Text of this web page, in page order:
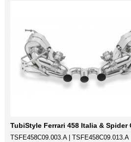
TubiStyle Ferrari 458 Italia & Spider
TSFE458C09.003.A | TSFE458C09.013.A